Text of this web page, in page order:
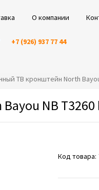
О компании
+7 (926) 937 77 44
ТВ кронштейн North
NB T3260
Код товара: